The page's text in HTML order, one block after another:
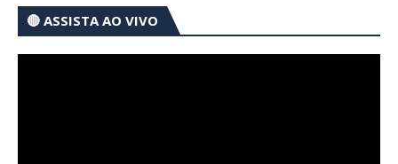
🔴 ASSISTA AO VIVO